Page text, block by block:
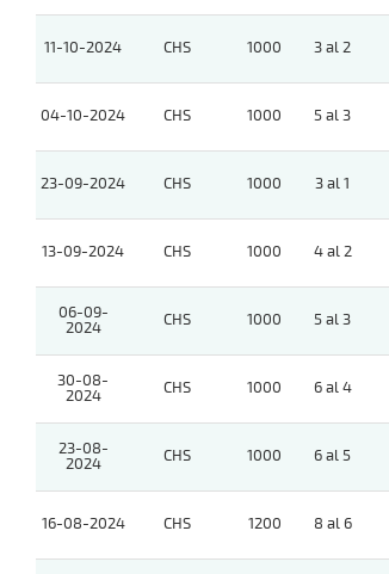
11-10-2024 CHS 1000 3 al 2
04-10-2024 CHS 1000 5 al 3
23-09-2024 CHS 1000 3 al 1
13-09-2024 CHS 1000 4 al 2
06-09-
2024
CHS 1000 5 al 3
30-08-
2024
CHS 1000 6 al 4
23-08-
2024
CHS 1000 6 al 5
16-08-2024 CHS 1200 8 al 6